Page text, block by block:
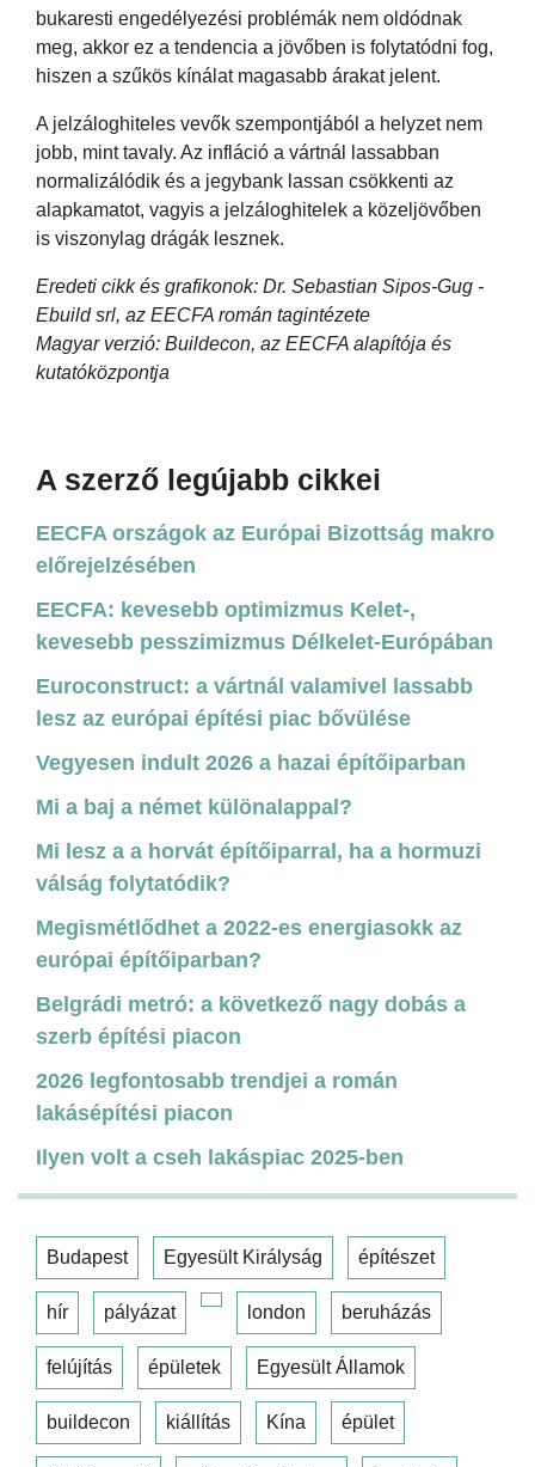
bukaresti engedélyezési problémák nem oldódnak
meg, akkor ez a tendencia a jövőben is folytatódni fog,
hiszen a szűkös kínálat magasabb árakat jelent.
A jelzáloghiteles vevők szempontjából a helyzet nem
jobb, mint tavaly. Az infláció a vártnál lassabban
normalizálódik és a jegybank lassan csökkenti az
alapkamatot, vagyis a jelzáloghitelek a közeljövőben
is viszonylag drágák lesznek.
Eredeti cikk és grafikonok: Dr. Sebastian Sipos-Gug -
Ebuild srl, az EECFA román tagintézete
Magyar verzió: Buildecon, az EECFA alapítója és
kutatóközpontja
A szerző legújabb cikkei
EECFA országok az Európai Bizottság makro
előrejelzésében
EECFA: kevesebb optimizmus Kelet-,
kevesebb pesszimizmus Délkelet-Európában
Euroconstruct: a vártnál valamivel lassabb
lesz az európai építési piac bővülése
Vegyesen indult 2026 a hazai építőiparban
Mi a baj a német különalappal?
Mi lesz a a horvát építőiparral, ha a hormuzi
válság folytatódik?
Megismétlődhet a 2022-es energiasokk az
európai építőiparban?
Belgrádi metró: a következő nagy dobás a
szerb építési piacon
2026 legfontosabb trendjei a román
lakásépítési piacon
Ilyen volt a cseh lakáspiac 2025-ben
Budapest Egyesült Királyság építészet
hír pályázat london beruházás
felújítás épületek Egyesült Államok
buildecon kiállítás Kína épület